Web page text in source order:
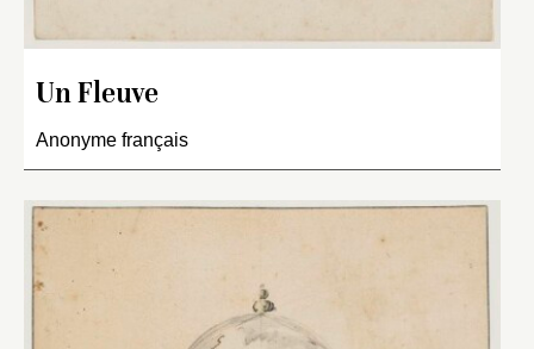
Un Fleuve
Anonyme français